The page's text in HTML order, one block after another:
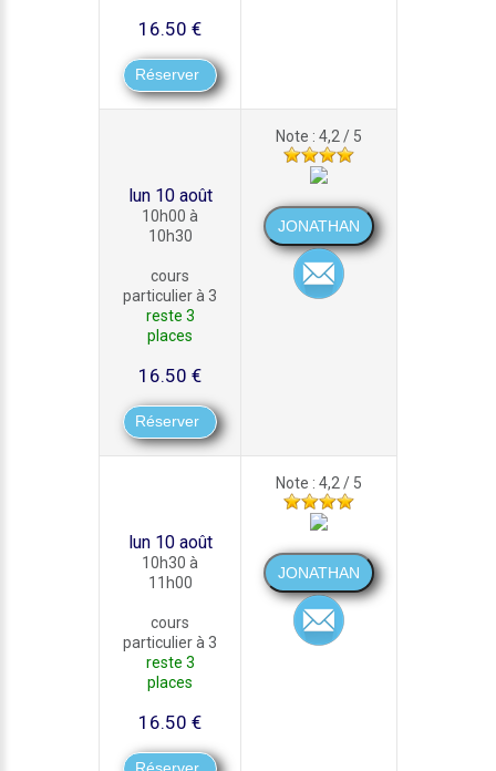
16.50 €
lun 10 août
10h00 à
10h30
cours
particulier à 3
reste 3
places
16.50 €
Note : 4,2 / 5
lun 10 août
10h30 à
11h00
cours
particulier à 3
reste 3
places
16.50 €
Note : 4,2 / 5